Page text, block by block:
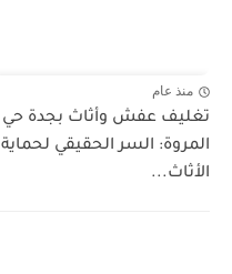
منذ عام
تغليف عفش وأثاث بجدة حي
المروة: السر الحقيقي لحماية
الأثاث...